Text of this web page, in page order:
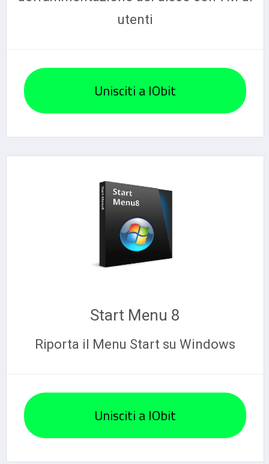
utenti
Unisciti a IObit
Start Menu 8
Riporta il Menu Start su Windows
Unisciti a IObit